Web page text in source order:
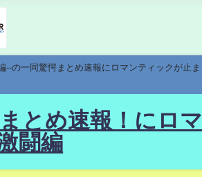
の一同驚愕まとめ速報にロマンティックが止
とめ速報！にロ
闘編